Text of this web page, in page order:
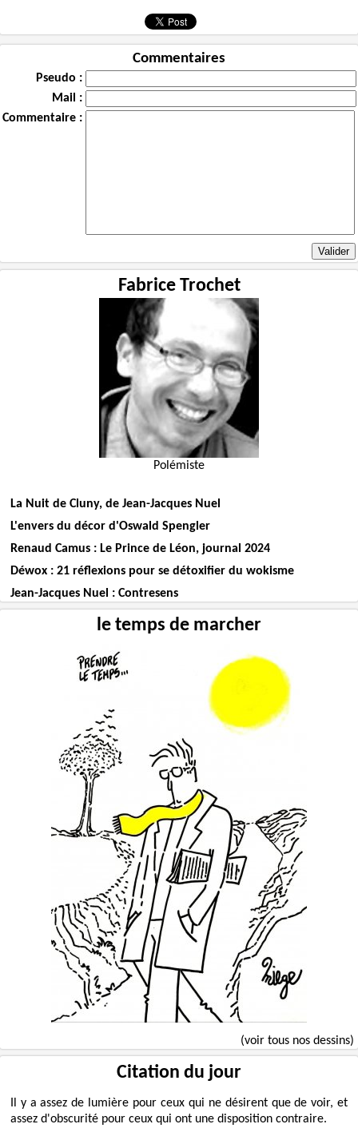
Commentaires
Pseudo :
Mail :
Commentaire :
Fabrice Trochet
Polémiste
La Nuit de Cluny, de Jean-Jacques Nuel
L'envers du décor d'Oswald Spengler
Renaud Camus : Le Prince de Léon, journal 2024
Déwox : 21 réflexions pour se détoxifier du wokisme
Jean-Jacques Nuel : Contresens
le temps de marcher
(voir tous nos dessins)
Citation du jour
Il y a assez de lumière pour ceux qui ne désirent que de voir, et
assez d'obscurité pour ceux qui ont une disposition contraire.